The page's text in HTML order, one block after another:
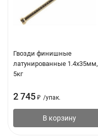
Гвозди финишные
латунированные 1.4х35мм,
5кг
2 745 ₽ /упак.
В корзину